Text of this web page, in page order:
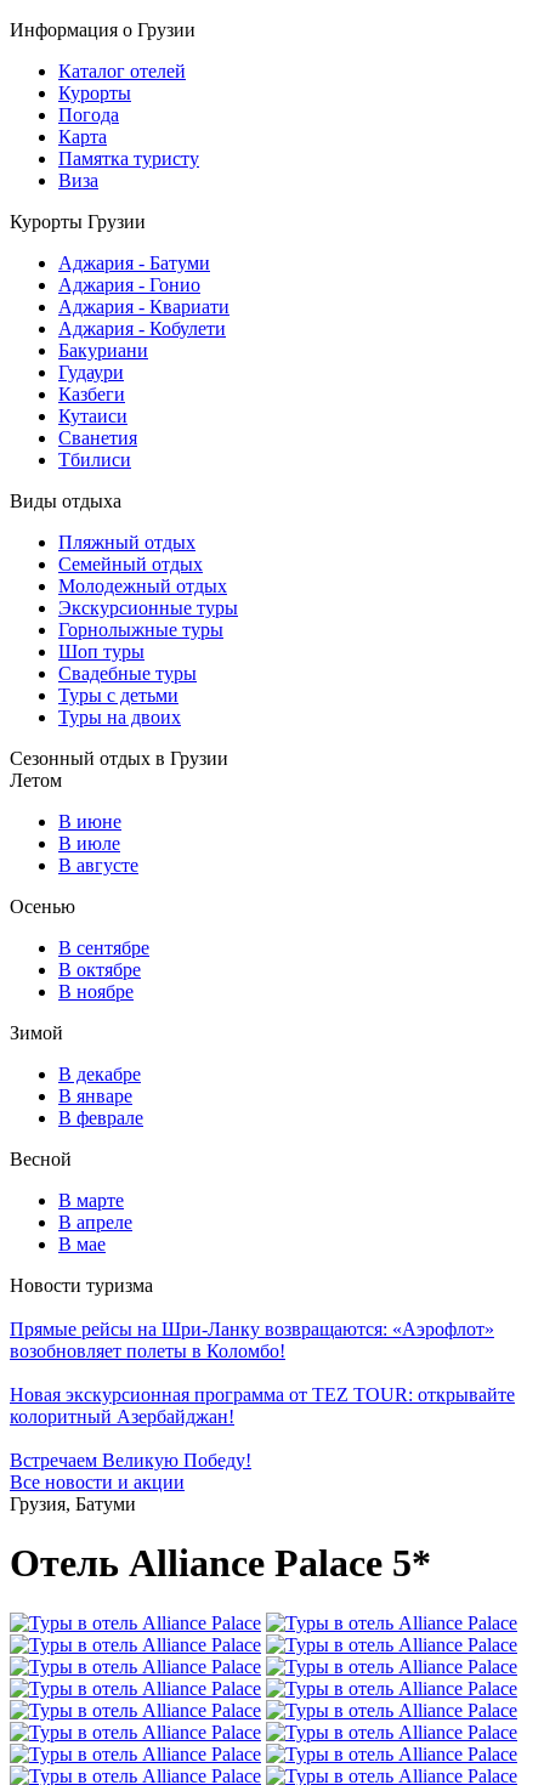
Информация о Грузии
Каталог отелей
Курорты
Погода
Карта
Памятка туристу
Виза
Курорты Грузии
Аджария - Батуми
Аджария - Гонио
Аджария - Квариати
Аджария - Кобулети
Бакуриани
Гудаури
Казбеги
Кутаиси
Сванетия
Тбилиси
Виды отдыха
Пляжный отдых
Семейный отдых
Молодежный отдых
Экскурсионные туры
Горнолыжные туры
Шоп туры
Свадебные туры
Туры с детьми
Туры на двоих
Сезонный отдых в Грузии
Летом
В июне
В июле
В августе
Осенью
В сентябре
В октябре
В ноябре
Зимой
В декабре
В январе
В феврале
Весной
В марте
В апреле
В мае
Новости туризма
Прямые рейсы на Шри-Ланку возвращаются: «Аэрофлот»
возобновляет полеты в Коломбо!
Новая экскурсионная программа от TEZ TOUR: открывайте
колоритный Азербайджан!
Встречаем Великую Победу!
Все новости и акции
Грузия, Батуми
Отель Alliance Palace 5*